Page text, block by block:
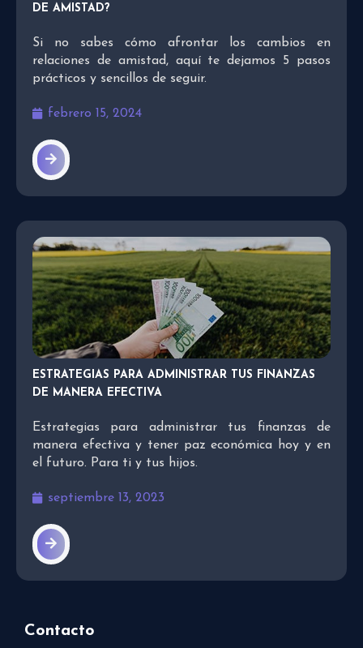
DE AMISTAD?
Si no sabes cómo afrontar los cambios en
relaciones de amistad, aquí te dejamos 5 pasos
prácticos y sencillos de seguir.
febrero 15, 2024
ESTRATEGIAS PARA ADMINISTRAR TUS FINANZAS
DE MANERA EFECTIVA
Estrategias para administrar tus finanzas de
manera efectiva y tener paz económica hoy y en
el futuro. Para ti y tus hijos.
septiembre 13, 2023
Contacto